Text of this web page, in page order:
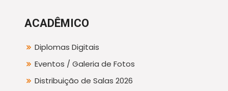
ACADÊMICO
Diplomas Digitais
Eventos / Galeria de Fotos
Distribuição de Salas 2026